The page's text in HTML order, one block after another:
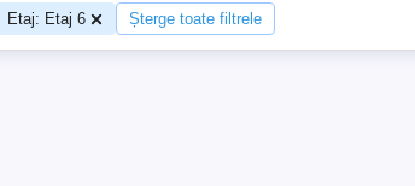
Etaj: Etaj 6 Șterge toate filtrele